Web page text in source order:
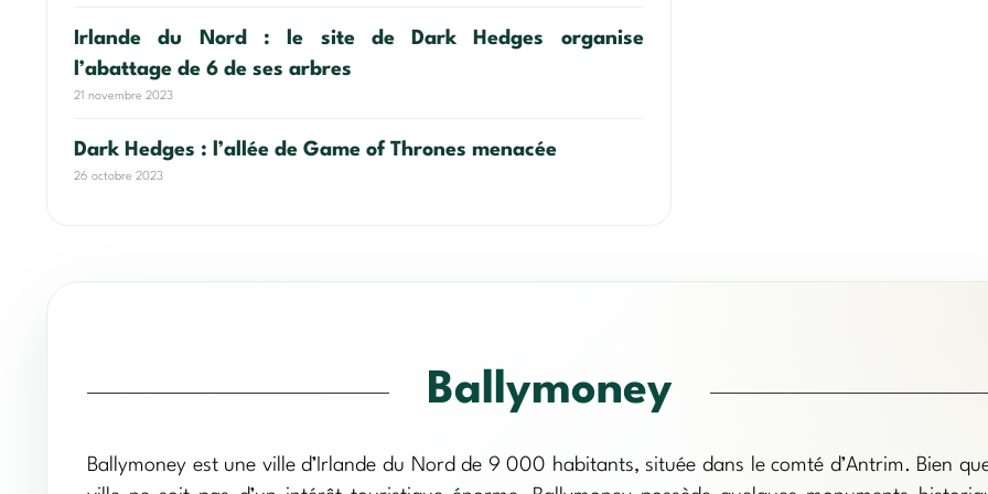
Irlande du Nord : le site de Dark Hedges organise
l’abattage de 6 de ses arbres
21 novembre 2023
Dark Hedges : l’allée de Game of Thrones menacée
26 octobre 2023
Ballymoney
Ballymoney est une ville d’Irlande du Nord de 9 000 habitants, située dans le comté d’Antrim. Bien